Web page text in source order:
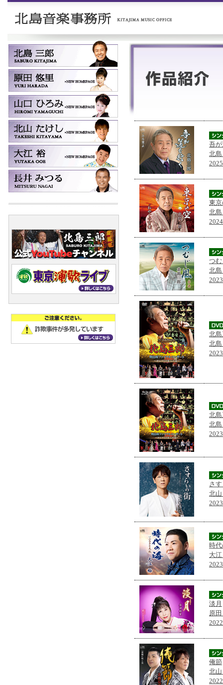
吾
北
東
北
つ
北
北
北
北
北
さ
北
時
大
淡月
原
俺節
北